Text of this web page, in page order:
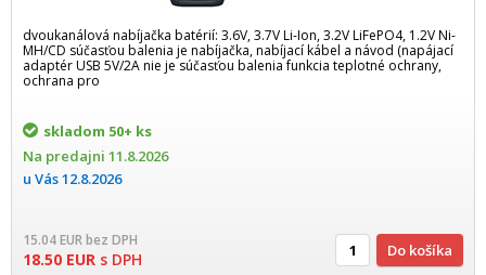
dvoukanálová nabíjačka batérií: 3.6V, 3.7V Li-Ion, 3.2V LiFePO4, 1.2V Ni-
MH/CD súčasťou balenia je nabíjačka, nabíjací kábel a návod (napájací
adaptér USB 5V/2A nie je súčasťou balenia funkcia teplotné ochrany,
ochrana pro
skladom 50+ ks
Na predajni 11.8.2026
u Vás12.8.2026
15.04EURbez DPH
18.50 EUR s DPH Do košíka